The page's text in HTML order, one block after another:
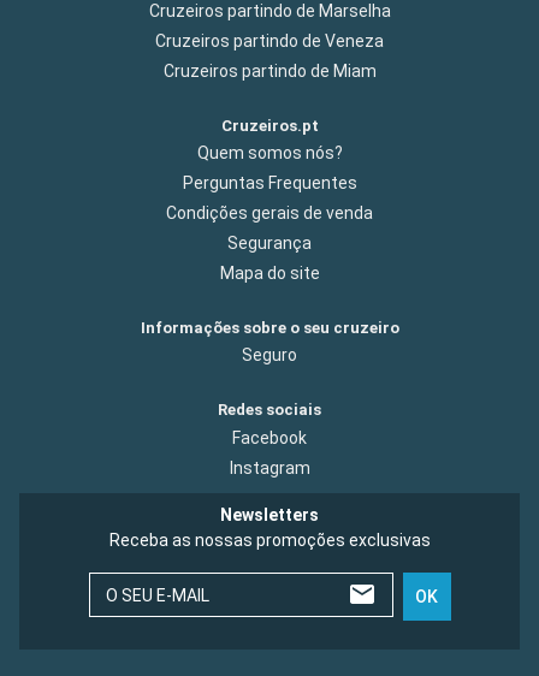
Cruzeiros partindo de Marselha
Cruzeiros partindo de Veneza
Cruzeiros partindo de Miam
Cruzeiros.pt
Quem somos nós?
Perguntas Frequentes
Condições gerais de venda
Segurança
Mapa do site
Informações sobre o seu cruzeiro
Seguro
Redes sociais
Facebook
Instagram
Newsletters
Receba as nossas promoções exclusivas
O SEU E-MAIL OK